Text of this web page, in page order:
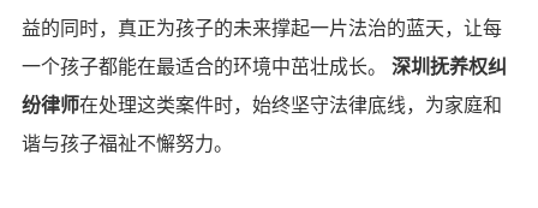
益的同时，真正为孩子的未来撑起一片法治的蓝天，让每
一个孩子都能在最适合的环境中茁壮成长。 深圳抚养权纠
纷律师在处理这类案件时，始终坚守法律底线，为家庭和
谐与孩子福祉不懈努力。